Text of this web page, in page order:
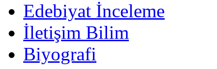
Edebiyat İnceleme
İletişim Bilim
Biyografi